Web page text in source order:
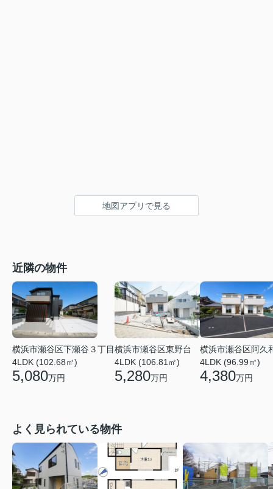
地図アプリで見る
近隣の物件
横浜市瀬谷区下瀬谷３丁目
4LDK (102.68㎡)
5,080万円
横浜市瀬谷区東野台
4LDK (106.81㎡)
5,280万円
横浜市瀬谷区阿久
4LDK (96.99㎡)
4,380万円
よく見られている物件